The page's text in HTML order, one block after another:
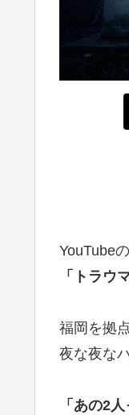
YouTube
「トラウ
福岡を拠
夜な夜な
「あの2